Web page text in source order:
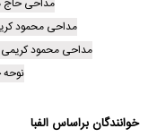
مداحی محمود
مداحی محمود کریمی
خوانندگان براساس الفبا